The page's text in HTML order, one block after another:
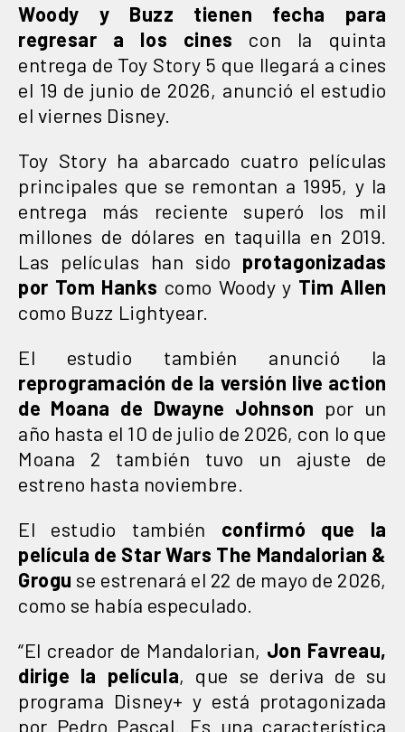
Woody y Buzz tienen fecha para
regresar a los cines con la quinta
entrega de Toy Story 5 que llegará a cines
el 19 de junio de 2026, anunció el estudio
el viernes Disney.
Toy Story ha abarcado cuatro películas
principales que se remontan a 1995, y la
entrega más reciente superó los mil
millones de dólares en taquilla en 2019.
Las películas han sido protagonizadas
por Tom Hanks como Woody y Tim Allen
como Buzz Lightyear.
El estudio también anunció la
reprogramación de la versión live action
de Moana de Dwayne Johnson por un
año hasta el 10 de julio de 2026, con lo que
Moana 2 también tuvo un ajuste de
estreno hasta noviembre.
El estudio también confirmó que la
película de Star Wars The Mandalorian &
Grogu se estrenará el 22 de mayo de 2026,
como se había especulado.
“El creador de Mandalorian, Jon Favreau,
dirige la película, que se deriva de su
programa Disney+ y está protagonizada
por Pedro Pascal. Es una característica